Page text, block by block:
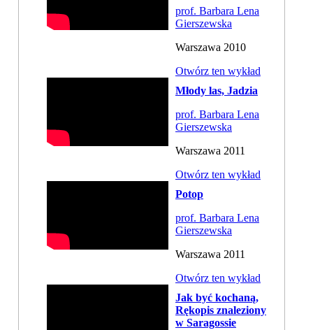
prof. Barbara Lena
Gierszewska
Warszawa 2010
Otwórz ten wykład
Młody las, Jadzia
prof. Barbara Lena
Gierszewska
Warszawa 2011
Otwórz ten wykład
Potop
prof. Barbara Lena
Gierszewska
Warszawa 2011
Otwórz ten wykład
Jak być kochaną,
Rękopis znaleziony
w Saragossie